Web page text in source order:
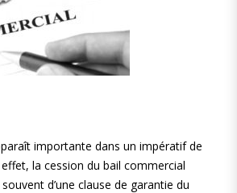
importante dans un impératif de
la cession du bail commercial
d’une clause de garantie du